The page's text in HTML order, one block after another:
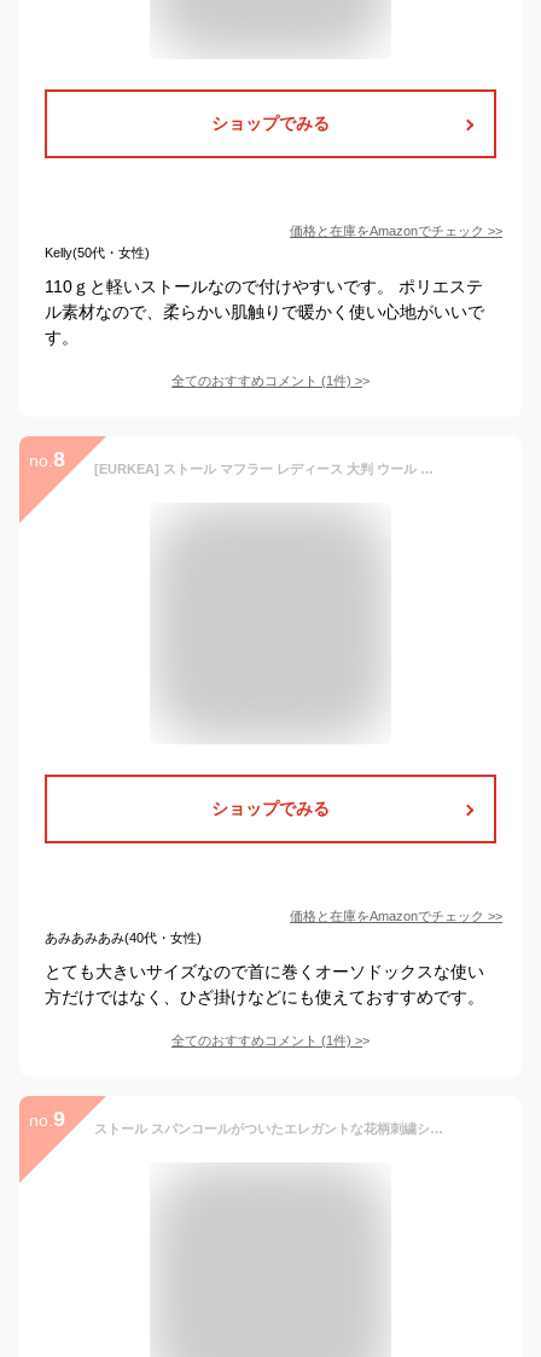
ショップでみる
価格と在庫をAmazonでチェック >>
Kelly(50代・女性)
110ｇと軽いストールなので付けやすいです。 ポリエステ
ル素材なので、柔らかい肌触りで暖かく使い心地がいいで
す。
全てのおすすめコメント (1件) >
no. 8 [EURKEA] ストール マフラー レディース 大判 ウール 無地 母の日 ギフト プレゼント 結婚式 冷房対策 KASHIMIA30-A （ラスティレッド）
ショップでみる
価格と在庫をAmazonでチェック >>
あみあみあみ(40代・女性)
とても大きいサイズなので首に巻くオーソドックスな使い
方だけではなく、ひざ掛けなどにも使えておすすめです。
全てのおすすめコメント (1件) >
no. 9 ストール スパンコールがついたエレガントな花柄刺繍シルクウール大判ストール 薄手 レディース 結婚式 ショール 春 夏 春夏 夏物 秋 冬 秋冬 スカーフ ギフト プレゼント グレー ホワイト 白 レッド 赤 ピンク 黄色 マスタード グレー ブラック 黒 uv 母の日 敬老の日